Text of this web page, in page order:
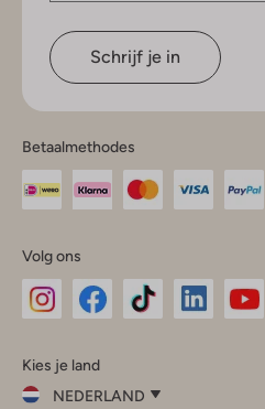
Schrijf je in
Betaalmethodes
Volg ons
InstagramFacebook
Kies je land
NEDERLAND